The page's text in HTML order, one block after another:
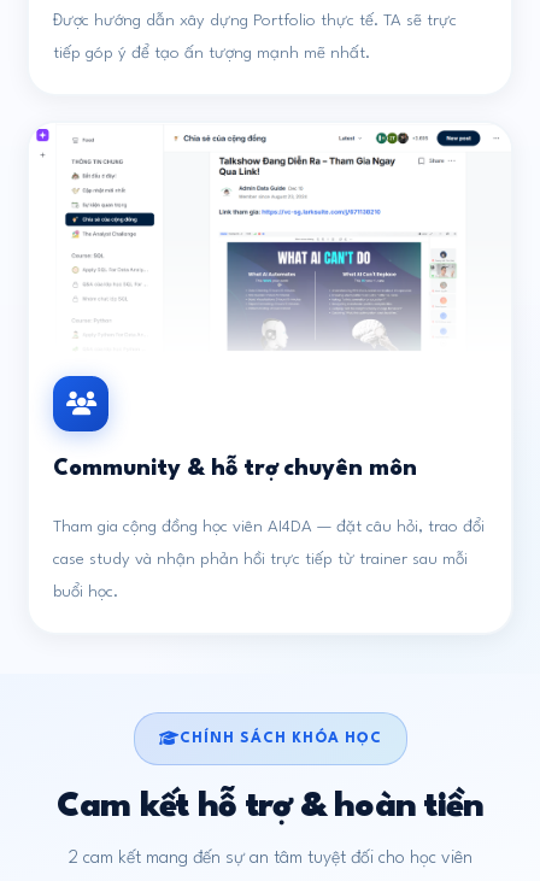
Được hướng dẫn xây dựng Portfolio thực tế. TA sẽ trực
tiếp góp ý để tạo ấn tượng mạnh mẽ nhất.
Community & hỗ trợ chuyên môn
Tham gia cộng đồng học viên AI4DA — đặt câu hỏi, trao đổi
case study và nhận phản hồi trực tiếp từ trainer sau mỗi
buổi học.
CHÍNH SÁCH KHÓA HỌC
Cam kết hỗ trợ & hoàn tiền
2 cam kết mang đến sự an tâm tuyệt đối cho học viên